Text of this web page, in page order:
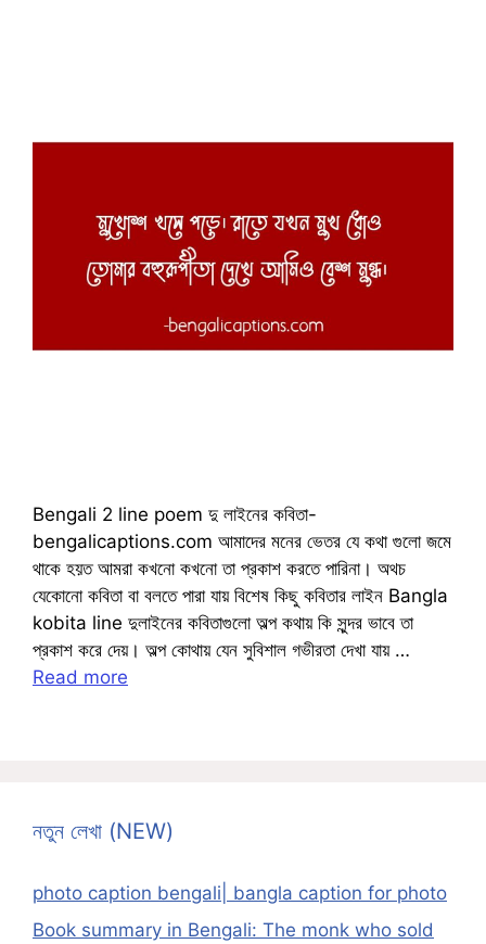
Bengali 2 line poem দু লাইনের কবিতা-
bengalicaptions.com আমাদের মনের ভেতর যে কথা গুলো জমে
থাকে হয়ত আমরা কখনো কখনো তা প্রকাশ করতে পারিনা। অথচ
যেকোনো কবিতা বা বলতে পারা যায় বিশেষ কিছু কবিতার লাইন Bangla
kobita line দুলাইনের কবিতাগুলো অল্প কথায় কি সুন্দর ভাবে তা
প্রকাশ করে দেয়। অল্প কোথায় যেন সুবিশাল গভীরতা দেখা যায় …
Read more
নতুন লেখা (NEW)
photo caption bengali| bangla caption for photo
Book summary in Bengali: The monk who sold